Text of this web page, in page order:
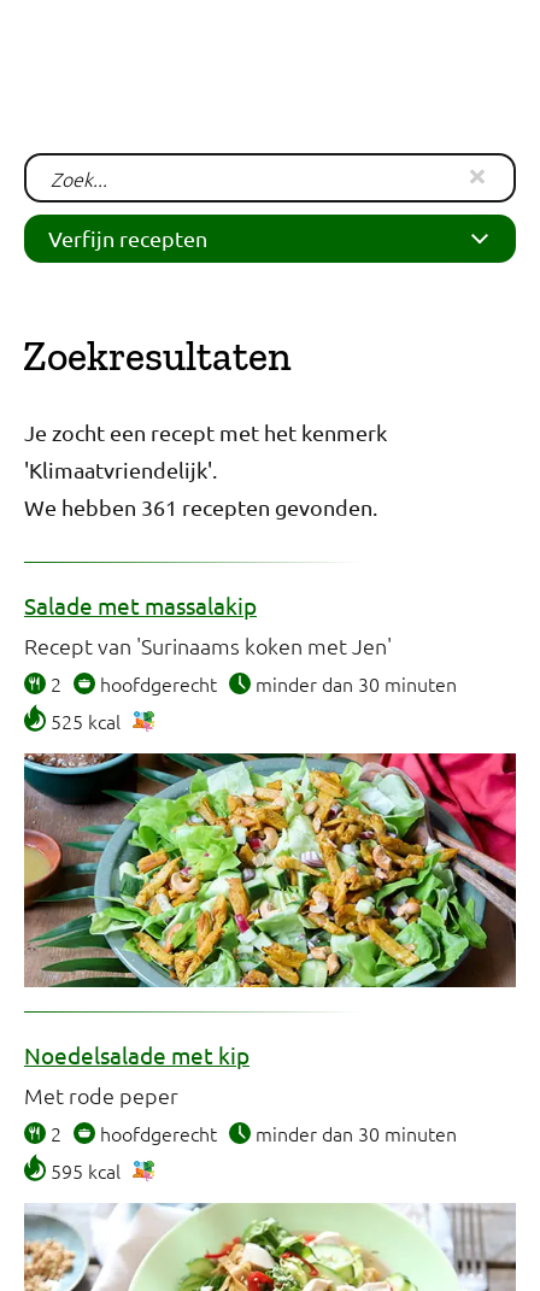
Eiwitrijk (109)
Klimaatvriendelijk (361)
Verfijn recepten
Zoekresultaten
Je zocht een recept met het kenmerk
'Klimaatvriendelijk'.
We hebben 361 recepten gevonden.
Salade met massalakip
Recept van 'Surinaams koken met Jen'
2 hoofdgerecht
minder dan 30 minuten
525 kcal
Noedelsalade met kip
Met rode peper
2 hoofdgerecht
minder dan 30 minuten
595 kcal